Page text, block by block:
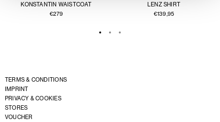
KONSTANTIN WAISTCOAT
€279
LENZ SHIRT
€139,95
TERMS & CONDITIONS
IMPRINT
PRIVACY & COOKIES
STORES
VOUCHER